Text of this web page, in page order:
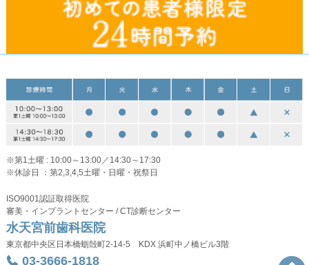
※第1土曜 : 10:00～13:00／14:30～17:30
※休診日 ：第2,3,4,5土曜・日曜・祝祭日
ISO9001認証取得医院
審美・インプラントセンター / CT診断センター
水天宮前歯科医院
東京都中央区日本橋蛎殻町2-14-5 KDX 浜町中ノ橋ビル3階
03-3666-1818